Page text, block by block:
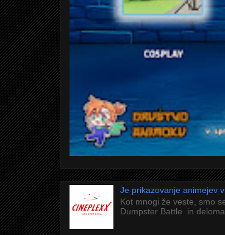
Je prikazovanje animejev
Kot mnogi že veste, smo
Dumpster Battle in deloma